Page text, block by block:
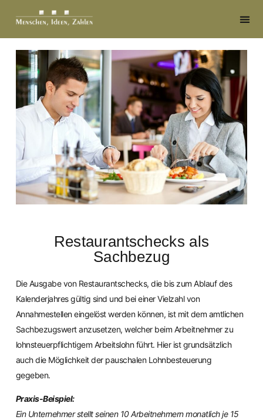
Restaurantschecks als
Sachbezug
Die Ausgabe von Restaurantschecks, die bis zum Ablauf des
Kalenderjahres gültig sind und bei einer Vielzahl von
Annahmestellen eingelöst werden können, ist mit dem amtlichen
Sachbezugswert anzusetzen, welcher beim Arbeitnehmer zu
lohnsteuerpflichtigem Arbeitslohn führt. Hier ist grundsätzlich
auch die Möglichkeit der pauschalen Lohnbesteuerung
gegeben.
Praxis-Beispiel:
Ein Unternehmer stellt seinen 10 Arbeitnehmern monatlich je 15